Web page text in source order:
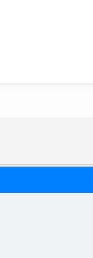
成考